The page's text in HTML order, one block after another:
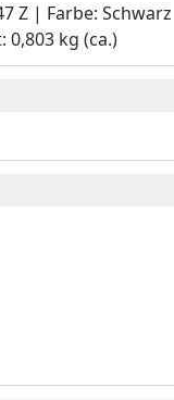
| Farbe:
0,803 kg (ca.)